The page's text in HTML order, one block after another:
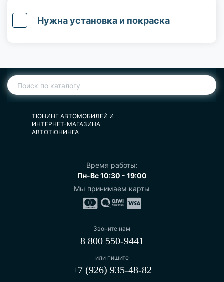
Нужна установка и покраска
ТЮНИНГ АВТОМОБИЛЕЙ И
ИНТЕРНЕТ-МАГАЗИНА
АВТОТЮНИНГА
Время работы:
Пн-Вс 10:30 - 19:00
Мы принимаем карты
Звоните нам
8 800 550-9441
или пишите
+7 (926) 935-48-82